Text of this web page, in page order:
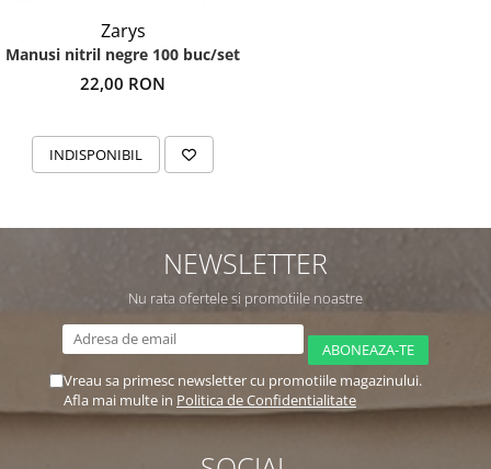
Zarys
Manusi nitril negre 100 buc/set
22,00 RON
INDISPONIBIL
NEWSLETTER
Nu rata ofertele si promotiile noastre
Vreau sa primesc newsletter cu promotiile magazinului.
Afla mai multe in Politica de Confidentialitate